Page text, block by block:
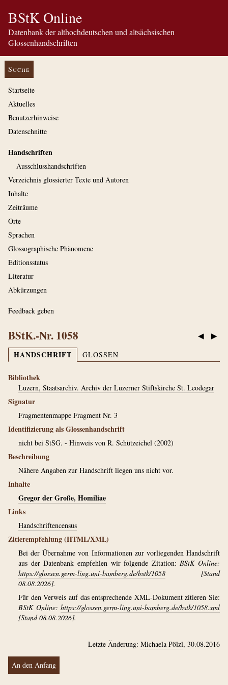
BStK Online
Datenbank der althochdeutschen und altsächsischen
Glossenhandschriften
Suche
Startseite
Aktuelles
Benutzerhinweise
Datenschnitte
Handschriften
Ausschluss­handschriften
Verzeichnis glossierter Texte und Autoren
Inhalte
Zeiträume
Orte
Sprachen
Glossographische Phänomene
Editionsstatus
Literatur
Abkürzungen
Feedback geben
◀ ▶
BStK.-Nr. 1058
HANDSCHRIFT GLOSSEN
Bibliothek
Luzern, Staatsarchiv. Archiv der Luzerner Stiftskirche St. Leodegar
Signatur
Fragmentenmappe Fragment Nr. 3
Identifizierung als Glossenhandschrift
nicht bei StSG. - Hinweis von R. Schützeichel (2002)
Beschreibung
Nähere Angaben zur Handschrift liegen uns nicht vor.
Inhalte
Gregor der Große, Homiliae
Links
Handschriftencensus
Zitierempfehlung (HTML/XML)
Bei der Übernahme von Informationen zur vorliegenden Handschrift
aus der Datenbank empfehlen wir folgende Zitation:BStK Online:
https://glossen.germ-ling.uni-bamberg.de/bstk/1058 [Stand
08.08.2026].
Für den Verweis auf das entsprechende XML-Dokument zitieren Sie:
BStK Online: https://glossen.germ-ling.uni-bamberg.de/bstk/1058.xml
[Stand 08.08.2026].
Letzte Änderung: Michaela Pölzl, 30.08.2016
An den Anfang